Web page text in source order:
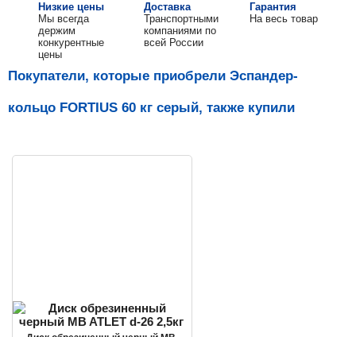
Низкие цены
Мы всегда
держим
конкурентные
цены
Доставка
Транспортными
компаниями по
всей России
Гарантия
На весь товар
Покупатели, которые приобрели Эспандер-
кольцо FORTIUS 60 кг серый, также купили